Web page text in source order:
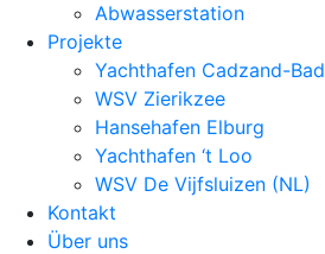
Abwasserstation
Projekte
Yachthafen Cadzand-Bad
WSV Zierikzee
Hansehafen Elburg
Yachthafen ‘t Loo
WSV De Vijfsluizen (NL)
Kontakt
Über uns